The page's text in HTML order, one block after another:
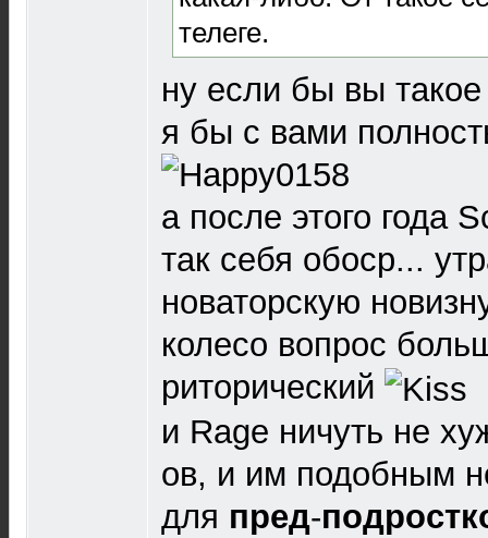
телеге.
ну если бы вы такое
я бы с вами
а после этого года
так себя обоср...
новаторскую
колесо вопрос
риторический
и Rage ничуть не
ов, и им подобным
для пред-